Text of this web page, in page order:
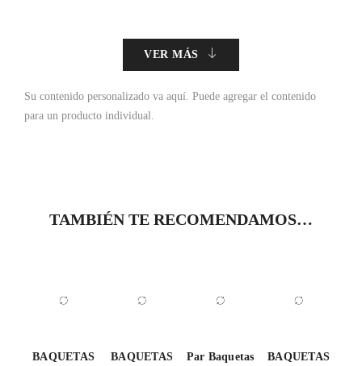
VER MÁS
Su contenido personalizado va aquí. Puede agregar el contenido
para un producto individual.
TAMBIÉN TE RECOMENDAMOS…
BAQUETAS
BAQUETAS
Par Baquetas
BAQUETAS